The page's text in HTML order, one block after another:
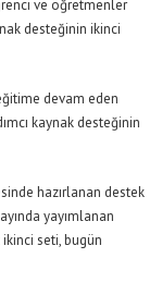
ve öğretmenler
desteğinin ikinci
devam eden
kaynak desteğinin
hazırlanan destek
yayımlanan
ikinci seti, bugün